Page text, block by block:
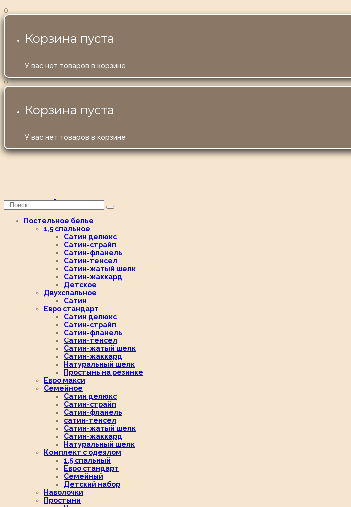
0
Корзина пуста
У вас нет товаров в корзине
0
Корзина пуста
У вас нет товаров в корзине
Постельное белье
1,5 спальное
Сатин делюкс
Сатин-страйп
Сатин-фланель
Сатин-тенсел
Сатин-жатый шелк
Сатин-жаккард
Детское
Двухспальное
Сатин
Евро стандарт
Сатин делюкс
Сатин-страйп
Сатин-фланель
Сатин-тенсел
Сатин-жатый шелк
Сатин-жаккард
Натуральный шелк
Простынь на резинке
Евро макси
Семейное
Сатин делюкс
Сатин-страйп
Сатин-фланель
сатин-тенсел
Сатин-жатый шелк
Сатин-жаккард
Натуральный шелк
Комплект с одеялом
1,5 спальный
Евро стандарт
Семейный
Детский набор
Наволочки
Простыни